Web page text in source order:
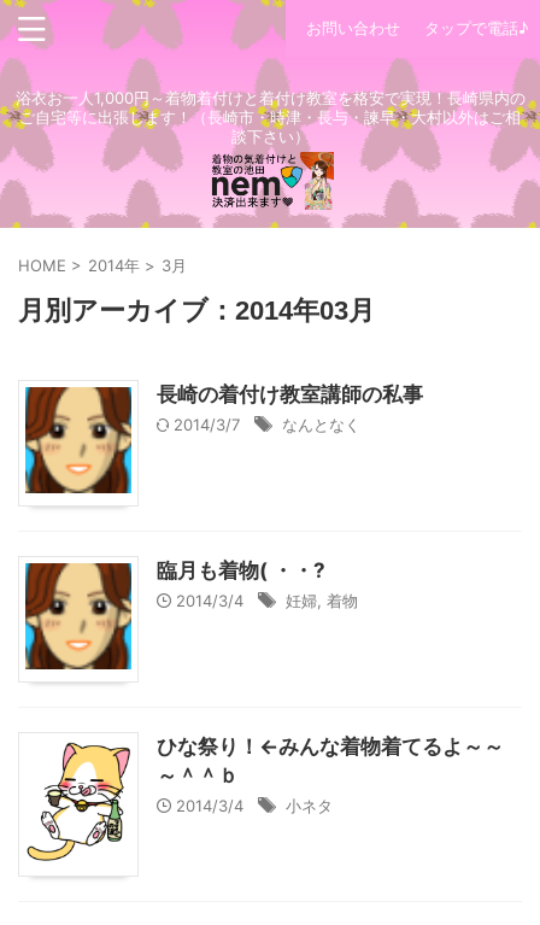
お問い合わせ タップで電話♪
浴衣お一人1,000円～着物着付けと着付け教室を格安で実現！長崎県内の
ご自宅等に出張します！（長崎市・時津・長与・諫早・大村以外はご相
談下さい）
HOME > 2014年 > 3月
月別アーカイブ：2014年03月
長崎の着付け教室講師の私事
2014/3/7 なんとなく
臨月も着物( ・・?
2014/3/4 妊婦 着物
ひな祭り！←みんな着物着てるよ～～
～＾＾ｂ
2014/3/4 小ネタ